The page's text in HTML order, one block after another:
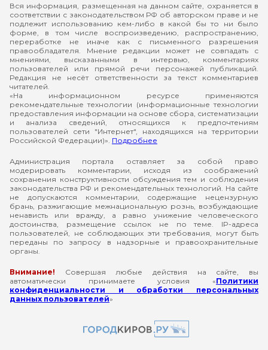
Вся информация, размещенная на данном сайте, охраняется в
соответствии с законодательством РФ об авторском праве и не
подлежит использованию кем-либо в какой бы то ни было
форме, в том числе воспроизведению, распространению,
переработке не иначе как с письменного разрешения
правообладателя. Мнение редакции может не совпадать с
мнениями, высказанными в интервью, комментариях
пользователей или прямой речи персонажей публикаций.
Редакция не несёт ответственности за текст комментариев
читателей.
«На информационном ресурсе применяются
рекомендательные технологии (информационные технологии
предоставления информации на основе сбора, систематизации
и анализа сведений, относящихся к предпочтениям
пользователей сети "Интернет", находящихся на территории
Российской Федерации)». Подробнее
Администрация портала оставляет за собой право
модерировать комментарии, исходя из соображений
сохранения конструктивности обсуждения тем и соблюдения
законодательства РФ и рекомендательных технологий. На сайте
не допускаются комментарии, содержащие нецензурную
брань, разжигающие межнациональную рознь, возбуждающие
ненависть или вражду, а равно унижение человеческого
достоинства, размещение ссылок не по теме. IP-адреса
пользователей, не соблюдающих эти требования, могут быть
переданы по запросу в надзорные и правоохранительные
органы.
Внимание! Совершая любые действия на сайте, вы
автоматически принимаете условия «Политики
конфиденциальности и обработки персональных
данных пользователей»